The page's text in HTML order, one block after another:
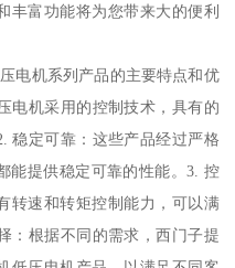
丰富功能将为您带来大的便利
机系列产品的主要特点和优
电机采用的控制技术，具有的
稳定可靠：这些产品经过严格
能提供稳定可靠的性能。3. 控
转速和转矩控制能力，可以满
：根据不同的需求，西门子提